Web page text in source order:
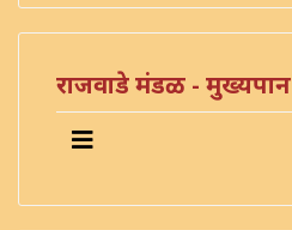
राजवाडे मंडळ - मुख्यपान